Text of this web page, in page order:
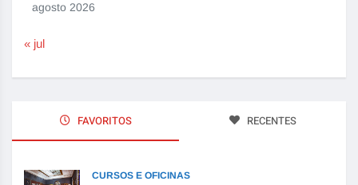
agosto 2026
« jul
FAVORITOS RECENTES
CURSOS E OFICINAS